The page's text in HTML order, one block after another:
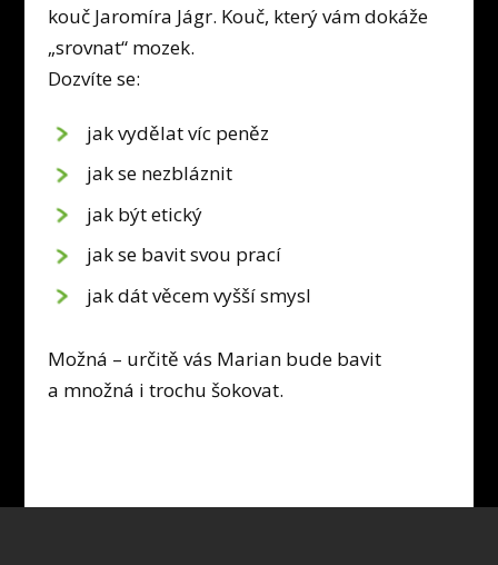
kouč Jaromíra Jágr. Kouč, který vám dokáže
„srovnat“ mozek.
Dozvíte se:
jak vydělat víc peněz
jak se nezbláznit
jak být etický
jak se bavit svou prací
jak dát věcem vyšší smysl
Možná – určitě vás Marian bude bavit
a množná i trochu šokovat.